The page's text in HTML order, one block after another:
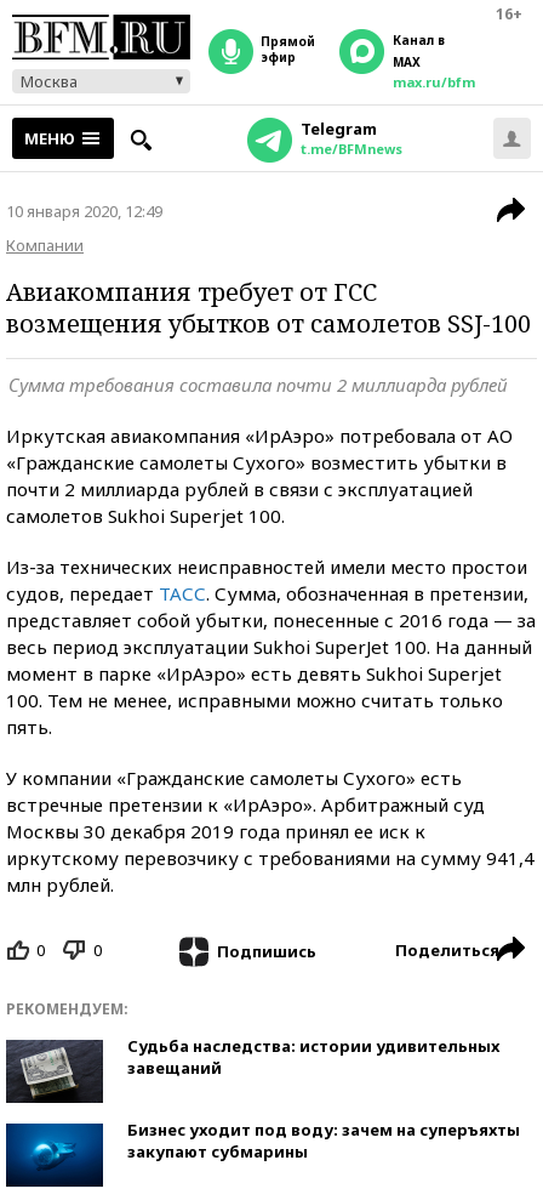
16+
Москва
прямой
эфир
Канал в
MAX
max.ru/bfm
МЕНЮ Telegram
t.me/BFMnews
10 января 2020, 12:49
Компании
Авиакомпания требует от ГСС
возмещения убытков от самолетов SSJ-100
Сумма требования составила почти 2 миллиарда рублей
Иркутская авиакомпания «ИрАэро» потребовала от АО
«Гражданские самолеты Сухого» возместить убытки в
почти 2 миллиарда рублей в связи с эксплуатацией
самолетов Sukhoi Superjet 100.
Из-за технических неисправностей имели место простои
судов, передает ТАСС. Сумма, обозначенная в претензии,
представляет собой убытки, понесенные с 2016 года — за
весь период эксплуатации Sukhoi SuperJet 100. На данный
момент в парке «ИрАэро» есть девять Sukhoi Superjet
100. Тем не менее, исправными можно считать только
пять.
У компании «Гражданские самолеты Сухого» есть
встречные претензии к «ИрАэро». Арбитражный суд
Москвы 30 декабря 2019 года принял ее иск к
иркутскому перевозчику с требованиями на сумму 941,4
млн рублей.
0 0 Подпишись Поделиться
РЕКОМЕНДУЕМ:
Судьба наследства: истории удивительных
завещаний
Бизнес уходит под воду: зачем на суперъяхты
закупают субмарины